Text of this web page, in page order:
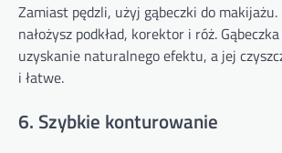
Zamiast pędzli, użyj gąbeczki do
nałożysz podkład, korektor i róż.
uzyskanie naturalnego efektu, a jej
i łatwe.
6. Szybkie konturowanie